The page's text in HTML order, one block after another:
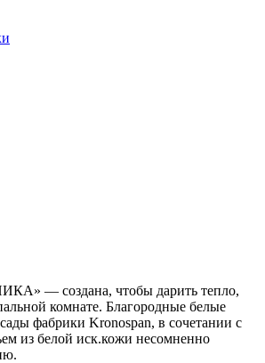
— создана, чтобы дарить тепло,
комнате. Благородные белые
фабрики Kronospan, в сочетании с
из белой иск.кожи несомненно